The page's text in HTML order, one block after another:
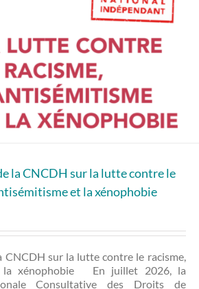
la CNCDH sur la lutte contre le
et la xénophobie
CNCDH sur la lutte contre le racisme,
la xénophobie En juillet 2026, la
Consultative des Droits de